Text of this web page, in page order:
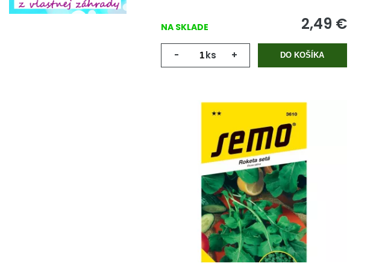
NA SKLADE 2,49 €
- ks + DO KOŠÍKA